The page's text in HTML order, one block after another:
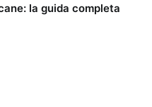
la guida completa